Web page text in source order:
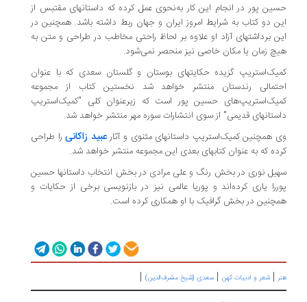
حسین پور در انجام این کار به‌نحوی عمل کرده‌ که داستانهای مقتبس از
این دو کتاب به شرایط امروز ایران و جهان ربط داشته باشد. همچنین در
این برداشتهای آزاد او علاوه بر لحاظ راحتی مخاطب در طراحی و متن به
هیچ زمان یا مکان خاصی نیز منحصر نمی‌شود.
کمیک‌استریپ گزیده حکایتهای بوستان و گلستان سعدی که با عنوان
احتمالی رندستان منتشر خواهد شد نخستین کتاب از مجموعه
کمیک‌استریپ‌‌های حسین پور است که زیرعنوان کلی "کمیک‌استریپ
داستانهای قدیمی" از سوی انتشارات سوره مهر منتشر خواهد شد.
وی همچنین کمیک‌استریپ داستانهای مثنوی و آثارعبید زاکانیرا طراحی
کرده که به عنوان کتابهای بعدی این مجموعه منتشر خواهد شد.
سهیل نوری در بخش رنگ و علی مرادی در بخش انتخاب داستانها حسین
پوررا یاری کرده‌اند و پوریا عالمی نیز در بازنویسی برخی از حکایات و
همچنین در بخش گرافیک با او همکاری کرده است.
هنر | شعر و ادبیات کهن | سعدی (شیخ مشرف‌الدین) |